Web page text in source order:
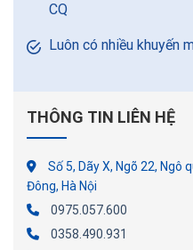
CQ
Luôn có nhiều khuyến
THÔNG TIN LIÊN HỆ
Số 5, Dãy X, Ngõ 22, Ngô
Đông, Hà Nội
0975.057.600
0358.490.931